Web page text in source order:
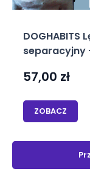
DOGHABITS
separacyjny
57,00 zł
ZOBACZ